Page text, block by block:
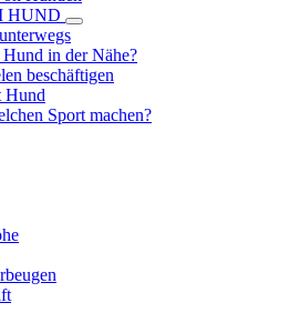
HUND
in der Nähe?
beschäftigen
Hund
Sport machen?